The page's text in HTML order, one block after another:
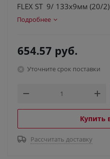
FLEX ST 9/ 133х9мм (20/2)
Подробнее
654.57 руб.
Уточните срок поставки
Купить
Рассчитать доставку